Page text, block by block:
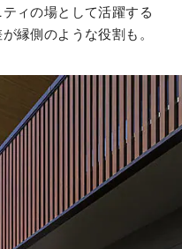
ィの場として活躍する
縁側のような役割も。